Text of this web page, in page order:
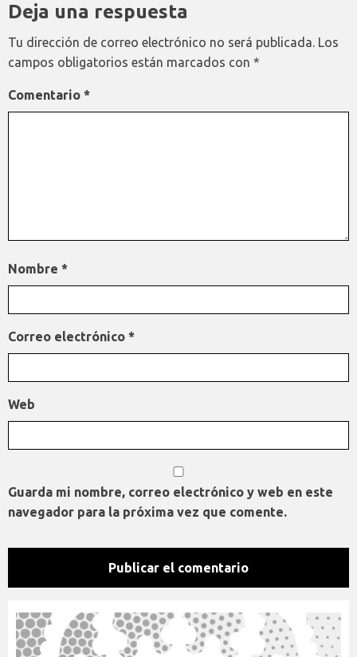
Deja una respuesta
Tu dirección de correo electrónico no será publicada. Los
campos obligatorios están marcados con *
Comentario *
Nombre *
Correo electrónico *
Web
Guarda mi nombre, correo electrónico y web en este
navegador para la próxima vez que comente.